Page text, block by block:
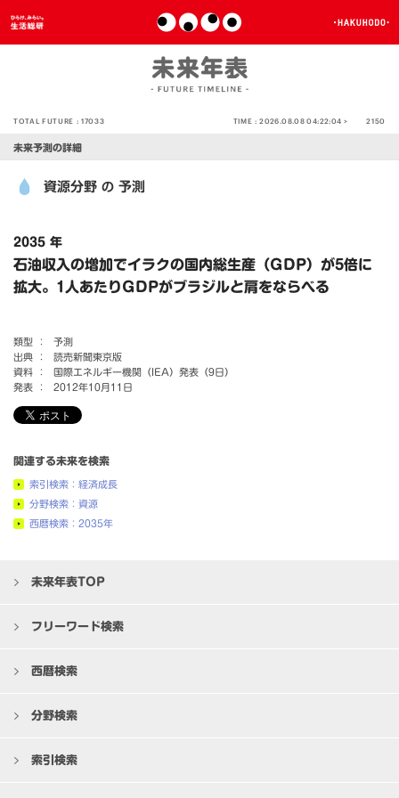
TOTAL FUTURE :17033 TIME :2026.08.08 04:22:04 > 2150
未来予測の詳細
資源分野 の 予測
2035 年
石油収入の増加でイラクの国内総生産（GDP）が5倍に
拡大。1人あたりGDPがブラジルと肩をならべる
類型 ：
予測
出典 ：
読売新聞東京版
資料 ：
国際エネルギー機関（IEA）発表（9日）
発表 ：
2012年10月11日
関連する未来を検索
索引検索：経済成長
分野検索：資源
西暦検索：2035年
未来年表TOP
フリーワード検索
西暦検索
分野検索
索引検索